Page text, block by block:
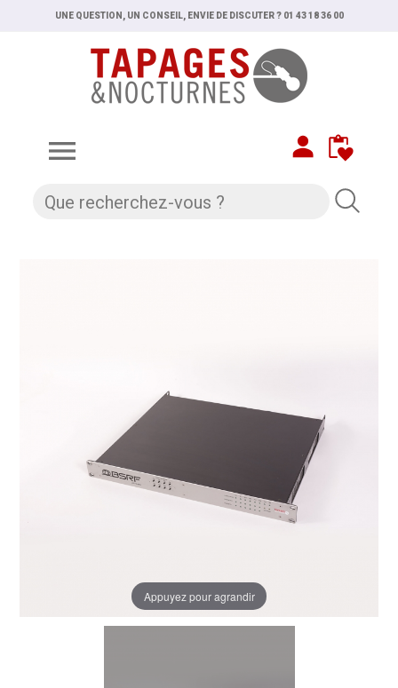
UNE QUESTION, UN CONSEIL, ENVIE DE DISCUTER ? 01 43 18 36 00

Appuyez pour agrandir